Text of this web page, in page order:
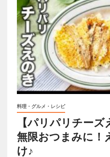
料理・グルメ・レシピ
【パリパリチー
無限おつまみに！
け♪